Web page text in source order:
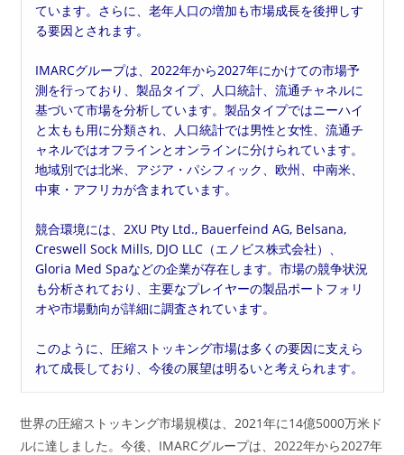
ています。さらに、老年人口の増加も市場成長を後押しす
る要因とされます。
IMARCグループは、2022年から2027年にかけての市場予
測を行っており、製品タイプ、人口統計、流通チャネルに
基づいて市場を分析しています。製品タイプではニーハイ
と太もも用に分類され、人口統計では男性と女性、流通チ
ャネルではオフラインとオンラインに分けられています。
地域別では北米、アジア・パシフィック、欧州、中南米、
中東・アフリカが含まれています。
競合環境には、2XU Pty Ltd., Bauerfeind AG, Belsana,
Creswell Sock Mills, DJO LLC（エノビス株式会社）、
Gloria Med Spaなどの企業が存在します。市場の競争状況
も分析されており、主要なプレイヤーの製品ポートフォリ
オや市場動向が詳細に調査されています。
このように、圧縮ストッキング市場は多くの要因に支えら
れて成長しており、今後の展望は明るいと考えられます。
世界の圧縮ストッキング市場規模は、2021年に14億5000万米ド
ルに達しました。今後、IMARCグループは、2022年から2027年